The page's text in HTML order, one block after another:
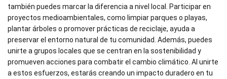
también puedes marcar la diferencia a nivel local. Participar en
proyectos medioambientales, como limpiar parques o playas,
plantar árboles o promover prácticas de reciclaje, ayuda a
preservar el entorno natural de tu comunidad. Además, puedes
unirte a grupos locales que se centran en la sostenibilidad y
promueven acciones para combatir el cambio climático. Al unirte
a estos esfuerzos, estarás creando un impacto duradero en tu